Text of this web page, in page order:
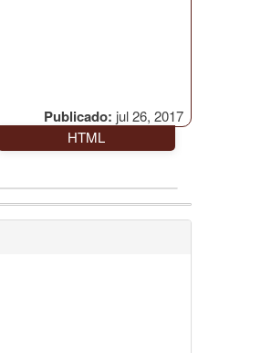
Publicado: jul 26, 2017
HTML